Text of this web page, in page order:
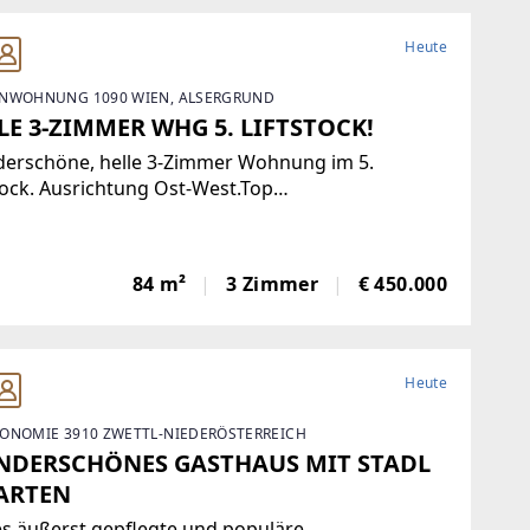
Heute
1090 WIEN, ALSERGRUND
3-ZIMMER WHG 5. LIFTSTOCK!
helle 3-Zimmer Wohnung im 5.
Ausrichtung Ost-West.Top
Wohnfläche von
84 m² 3 Zimmer € 450.000
Heute
3910 ZWETTL-NIEDERÖSTERREICH
GASTHAUS MIT STADL